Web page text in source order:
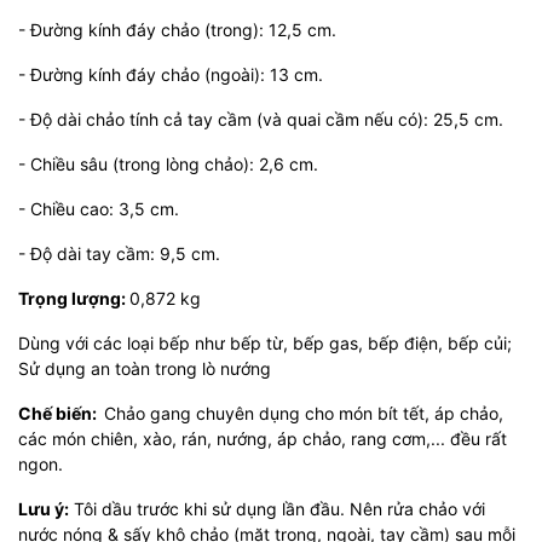
- Đường kính đáy chảo (trong): 12,5 cm.
- Đường kính đáy chảo (ngoài): 13 cm.
- Độ dài chảo tính cả tay cầm (và quai cầm nếu có): 25,5 cm.
- Chiều sâu (trong lòng chảo): 2,6 cm.
- Chiều cao: 3,5 cm.
- Độ dài tay cầm: 9,5 cm.
Trọng lượng:0,872 kg
Dùng với các loại bếp như bếp từ, bếp gas, bếp điện, bếp củi;
Sử dụng an toàn trong lò nướng
Chế biến: Chảo gang chuyên dụng cho món bít tết, áp chảo,
các món chiên, xào, rán, nướng, áp chảo, rang cơm,... đều rất
ngon.
Lưu ý: Tôi dầu trước khi sử dụng lần đầu. Nên rửa chảo với
nước nóng & sấy khô chảo (mặt trong, ngoài, tay cầm) sau mỗi